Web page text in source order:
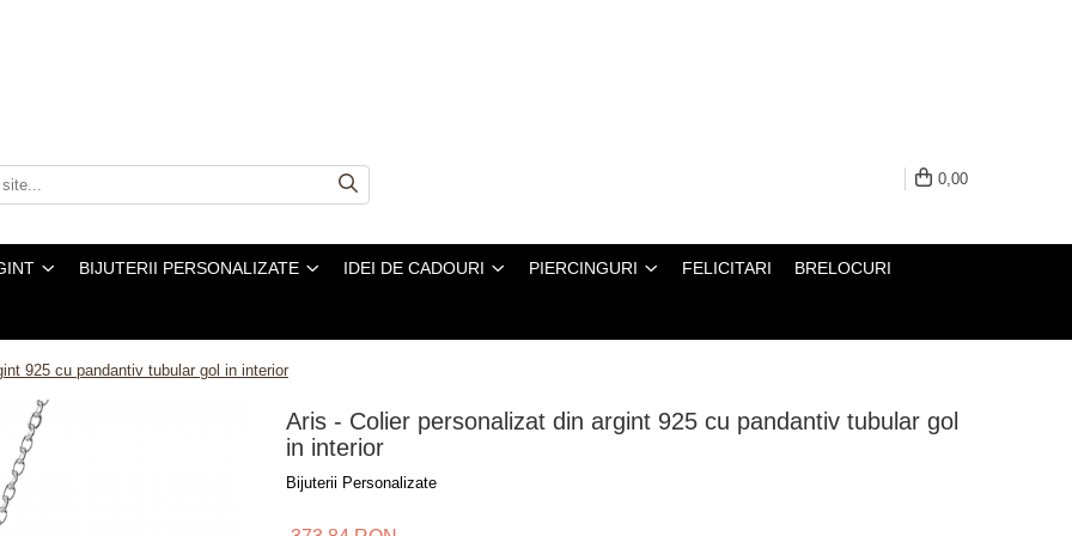
0,00
BIJUTERII PERSONALIZATE IDEI DE CADOURI PIERCINGURI FELICITARI BRELOCURI
925 cu pandantiv tubular gol in interior
Aris - Colier personalizat din argint 925 cu pandantiv tubular gol
in interior
Bijuterii Personalizate